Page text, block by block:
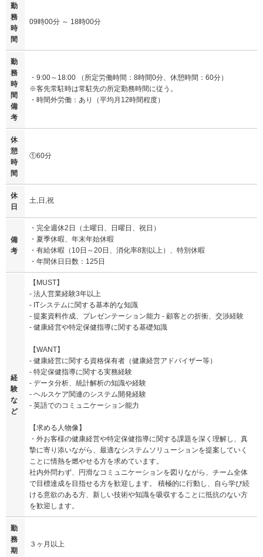
勤
務
時
間
09時00分 ～ 18時00分
勤
務
時
間
備
考
・9:00～18:00 （所定労働時間：8時間0分、休憩時間：60分）
※客先常駐時は常駐先の所定勤務時間に従う。
・時間外労働：あり（平均月12時間程度）
休
憩
時
間
①60分
休
日
土,日,祝
備
考
・完全週休2日（土曜日、日曜日、祝日）
・夏季休暇、年末年始休暇
・有給休暇（10日～20日、消化率8割以上）、特別休暇
・年間休日日数：125日
経
験
な
ど
【MUST】
- 法人営業経験3年以上
- ITシステムに関する基本的な知識
- 提案資料作成、プレゼンテーション能力 - 顧客との折衝、交渉経験
- 健康経営や特定保健指導に関する基礎知識
【WANT】
- 健康経営に関する資格保有者（健康経営アドバイザー等）
- 特定保健指導に関する実務経験
- データ分析、統計解析の知識や経験
- ヘルスケア関連のシステム開発経験
- 英語でのコミュニケーション能力
【求める人物像】
・外お客様の健康経営や特定保健指導に関する課題を深く理解し、真
摯に寄り添いながら、最適なシステムソリューションを提案していく
ことに情熱を燃やせる方を求めています。
社内外問わず、円滑なコミュニケーションを図りながら、チーム全体
で目標達成を目指せる方を歓迎します。 積極的に行動し、自ら学び続
ける意欲のある方、新しい技術や知識を吸収することに抵抗のない方
を歓迎します。
勤
務
期
３ヶ月以上